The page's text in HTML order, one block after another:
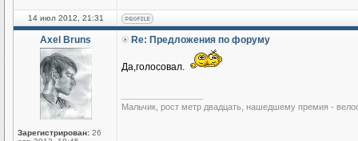
14 июл 2012, 21:31
Axel Bruns
Зарегистрирован: 26
Re: Предложения по форуму
Да,голосовал.
Мальчик, рост метр двадцать, нашедшему премия -